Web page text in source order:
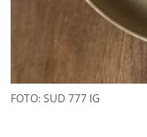
FOTO: SUD 777 IG